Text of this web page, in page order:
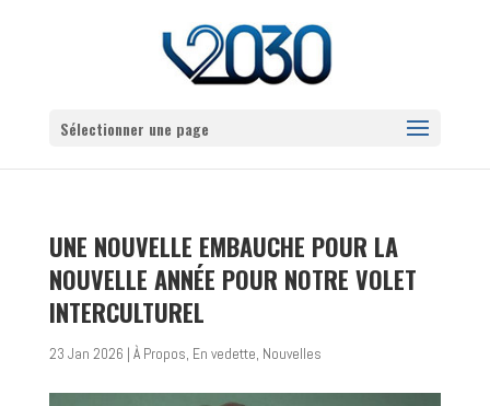
Sélectionner une page
UNE NOUVELLE EMBAUCHE POUR LA
NOUVELLE ANNÉE POUR NOTRE VOLET
INTERCULTUREL
23 Jan 2026 | À Propos, En vedette, Nouvelles